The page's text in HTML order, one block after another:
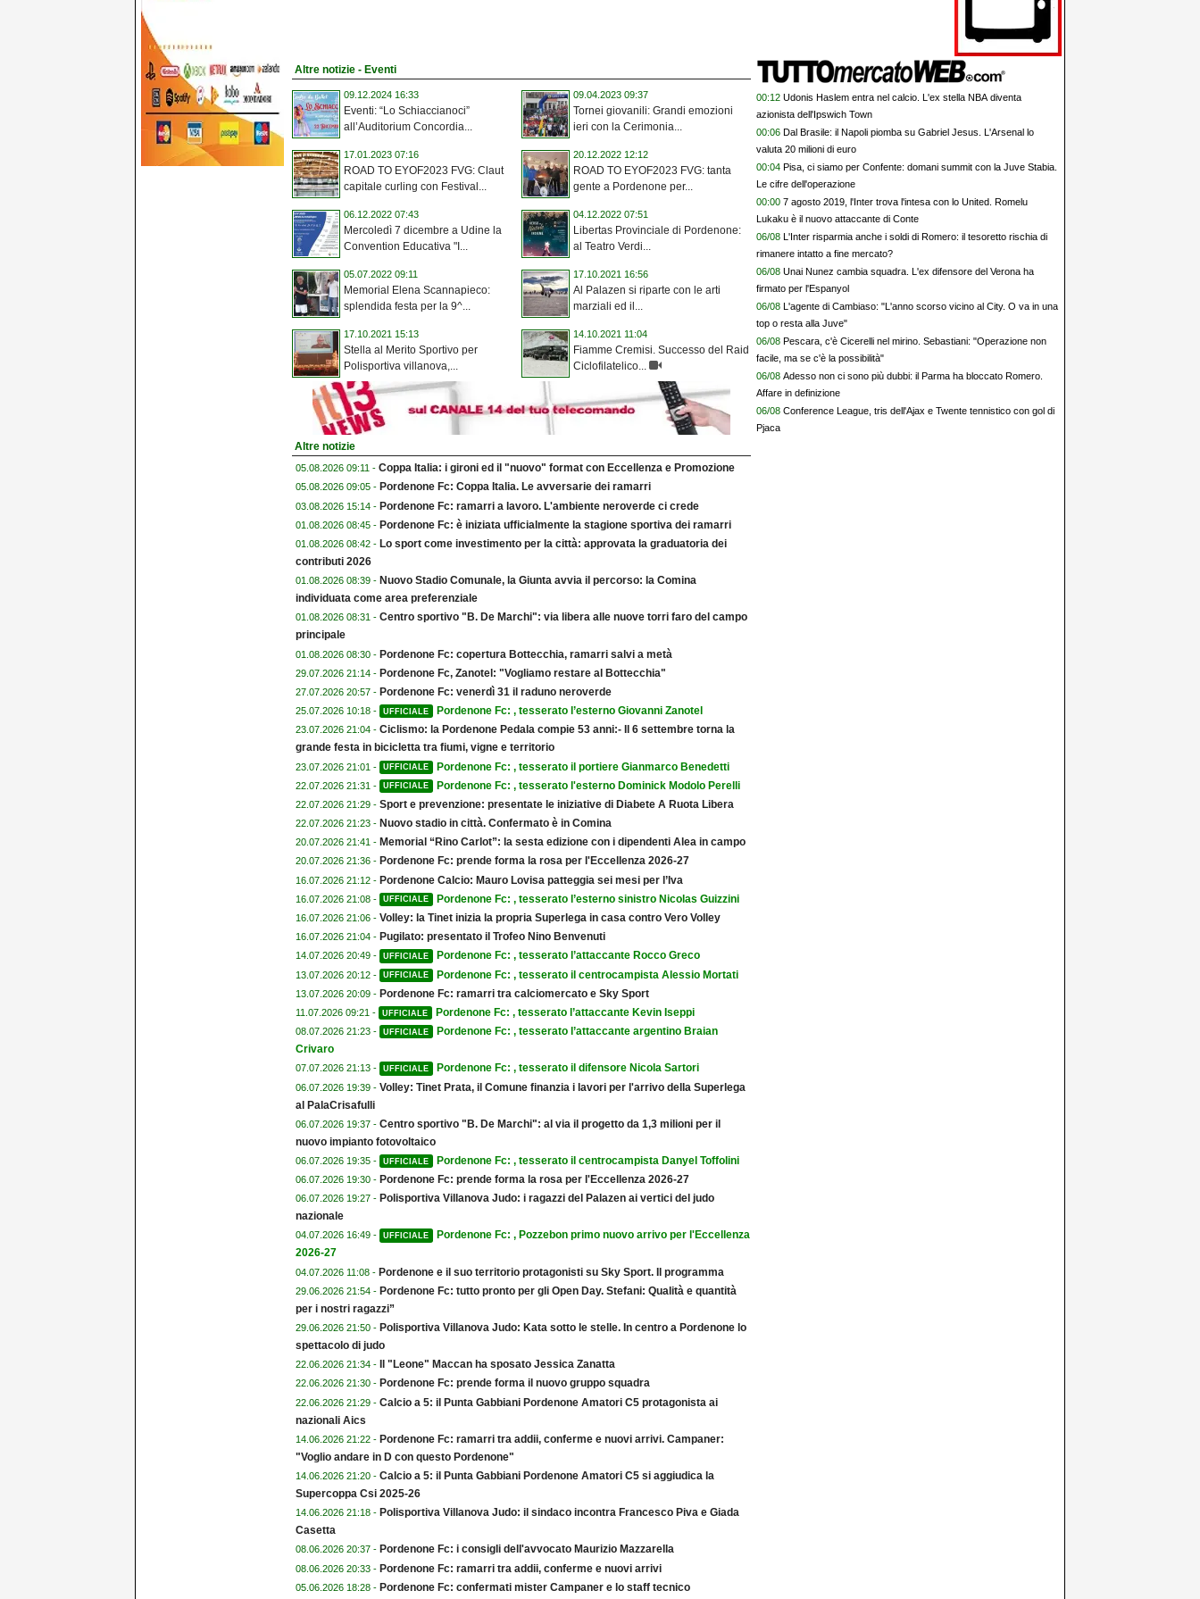
Altre notizie - Eventi
09.12.2024 16:33
Eventi: “Lo Schiaccianoci”
all’Auditorium Concordia...
09.04.2023 09:37
Tornei giovanili: Grandi emozioni
ieri con la Cerimonia...
17.01.2023 07:16
ROAD TO EYOF2023 FVG: Claut
capitale curling con Festival...
20.12.2022 12:12
ROAD TO EYOF2023 FVG: tanta
gente a Pordenone per...
06.12.2022 07:43
Mercoledì 7 dicembre a Udine la
Convention Educativa "I...
04.12.2022 07:51
Libertas Provinciale di Pordenone:
al Teatro Verdi...
05.07.2022 09:11
Memorial Elena Scannapieco:
splendida festa per la 9^...
17.10.2021 16:56
Al Palazen si riparte con le arti
marziali ed il...
17.10.2021 15:13
Stella al Merito Sportivo per
Polisportiva villanova,...
14.10.2021 11:04
Fiamme Cremisi. Successo del Raid
Ciclofilatelico...
Altre notizie
05.08.2026 09:11 - Coppa Italia: i gironi ed il "nuovo" format con Eccellenza e Promozione
05.08.2026 09:05 - Pordenone Fc: Coppa Italia. Le avversarie dei ramarri
03.08.2026 15:14 - Pordenone Fc: ramarri a lavoro. L'ambiente neroverde ci crede
01.08.2026 08:45 - Pordenone Fc: è iniziata ufficialmente la stagione sportiva dei ramarri
01.08.2026 08:42 - Lo sport come investimento per la città: approvata la graduatoria dei
contributi 2026
01.08.2026 08:39 - Nuovo Stadio Comunale, la Giunta avvia il percorso: la Comina
individuata come area preferenziale
01.08.2026 08:31 - Centro sportivo "B. De Marchi": via libera alle nuove torri faro del campo
principale
01.08.2026 08:30 - Pordenone Fc: copertura Bottecchia, ramarri salvi a metà
29.07.2026 21:14 - Pordenone Fc, Zanotel: "Vogliamo restare al Bottecchia"
27.07.2026 20:57 - Pordenone Fc: venerdì 31 il raduno neroverde
25.07.2026 10:18 - UFFICIALE Pordenone Fc: , tesserato l’esterno Giovanni Zanotel
23.07.2026 21:04 - Ciclismo: la Pordenone Pedala compie 53 anni:- Il 6 settembre torna la
grande festa in bicicletta tra fiumi, vigne e territorio
23.07.2026 21:01 - UFFICIALE Pordenone Fc: , tesserato il portiere Gianmarco Benedetti
22.07.2026 21:31 - UFFICIALE Pordenone Fc: , tesserato l'esterno Dominick Modolo Perelli
22.07.2026 21:29 - Sport e prevenzione: presentate le iniziative di Diabete A Ruota Libera
22.07.2026 21:23 - Nuovo stadio in città. Confermato è in Comina
20.07.2026 21:41 - Memorial “Rino Carlot”: la sesta edizione con i dipendenti Alea in campo
20.07.2026 21:36 - Pordenone Fc: prende forma la rosa per l'Eccellenza 2026-27
16.07.2026 21:12 - Pordenone Calcio: Mauro Lovisa patteggia sei mesi per l’Iva
16.07.2026 21:08 - UFFICIALE Pordenone Fc: , tesserato l’esterno sinistro Nicolas Guizzini
16.07.2026 21:06 - Volley: la Tinet inizia la propria Superlega in casa contro Vero Volley
16.07.2026 21:04 - Pugilato: presentato il Trofeo Nino Benvenuti
14.07.2026 20:49 - UFFICIALE Pordenone Fc: , tesserato l’attaccante Rocco Greco
13.07.2026 20:12 - UFFICIALE Pordenone Fc: , tesserato il centrocampista Alessio Mortati
13.07.2026 20:09 - Pordenone Fc: ramarri tra calciomercato e Sky Sport
11.07.2026 09:21 - UFFICIALE Pordenone Fc: , tesserato l’attaccante Kevin Iseppi
08.07.2026 21:23 - UFFICIALE
Pordenone Fc: , tesserato l’attaccante argentino Braian
Crivaro
07.07.2026 21:13 - UFFICIALE Pordenone Fc: , tesserato il difensore Nicola Sartori
06.07.2026 19:39 - Volley: Tinet Prata, il Comune finanzia i lavori per l'arrivo della Superlega
al PalaCrisafulli
06.07.2026 19:37 - Centro sportivo "B. De Marchi": al via il progetto da 1,3 milioni per il
nuovo impianto fotovoltaico
06.07.2026 19:35 - UFFICIALE Pordenone Fc: , tesserato il centrocampista Danyel Toffolini
06.07.2026 19:30 - Pordenone Fc: prende forma la rosa per l'Eccellenza 2026-27
06.07.2026 19:27 - Polisportiva Villanova Judo: i ragazzi del Palazen ai vertici del judo
nazionale
04.07.2026 16:49 - UFFICIALE
Pordenone Fc: , Pozzebon primo nuovo arrivo per l'Eccellenza
2026-27
04.07.2026 11:08 - Pordenone e il suo territorio protagonisti su Sky Sport. Il programma
29.06.2026 21:54 - Pordenone Fc: tutto pronto per gli Open Day. Stefani: Qualità e quantità
per i nostri ragazzi”
29.06.2026 21:50 - Polisportiva Villanova Judo: Kata sotto le stelle. In centro a Pordenone lo
spettacolo di judo
22.06.2026 21:34 - Il "Leone" Maccan ha sposato Jessica Zanatta
22.06.2026 21:30 - Pordenone Fc: prende forma il nuovo gruppo squadra
22.06.2026 21:29 - Calcio a 5: il Punta Gabbiani Pordenone Amatori C5 protagonista ai
nazionali Aics
14.06.2026 21:22 - Pordenone Fc: ramarri tra addii, conferme e nuovi arrivi. Campaner:
"Voglio andare in D con questo Pordenone"
14.06.2026 21:20 - Calcio a 5: il Punta Gabbiani Pordenone Amatori C5 si aggiudica la
Supercoppa Csi 2025-26
14.06.2026 21:18 - Polisportiva Villanova Judo: il sindaco incontra Francesco Piva e Giada
Casetta
08.06.2026 20:37 - Pordenone Fc: i consigli dell'avvocato Maurizio Mazzarella
08.06.2026 20:33 - Pordenone Fc: ramarri tra addii, conferme e nuovi arrivi
05.06.2026 18:28 - Pordenone Fc: confermati mister Campaner e lo staff tecnico
00:12 Udonis Haslem entra nel calcio. L'ex stella NBA diventa
azionista dell'Ipswich Town
00:06 Dal Brasile: il Napoli piomba su Gabriel Jesus. L'Arsenal lo
valuta 20 milioni di euro
00:04 Pisa, ci siamo per Confente: domani summit con la Juve Stabia.
Le cifre dell'operazione
00:00 7 agosto 2019, l'Inter trova l'intesa con lo United. Romelu
Lukaku è il nuovo attaccante di Conte
06/08 L'Inter risparmia anche i soldi di Romero: il tesoretto rischia di
rimanere intatto a fine mercato?
06/08 Unai Nunez cambia squadra. L'ex difensore del Verona ha
firmato per l'Espanyol
06/08 L'agente di Cambiaso: "L'anno scorso vicino al City. O va in una
top o resta alla Juve"
06/08 Pescara, c'è Cicerelli nel mirino. Sebastiani: "Operazione non
facile, ma se c'è la possibilità"
06/08 Adesso non ci sono più dubbi: il Parma ha bloccato Romero.
Affare in definizione
06/08 Conference League, tris dell'Ajax e Twente tennistico con gol di
Pjaca